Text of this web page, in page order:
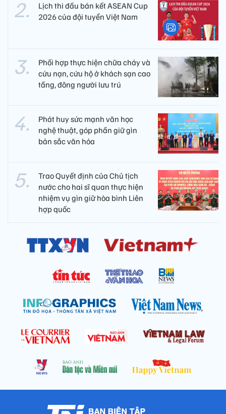
Lịch thi đấu bán kết ASEAN Cup
2026 của đội tuyển Việt Nam
Phối hợp thực hiện chữa cháy và
cứu nạn, cứu hộ ở khách sạn cao
tầng, đông người lưu trú
Phát huy sức mạnh văn học
nghệ thuật, góp phần giữ gìn
bản sắc văn hóa
Trao Quyết định của Chủ tịch
nước cho hai sĩ quan thực hiện
nhiệm vụ gìn giữ hòa bình Liên
hợp quốc